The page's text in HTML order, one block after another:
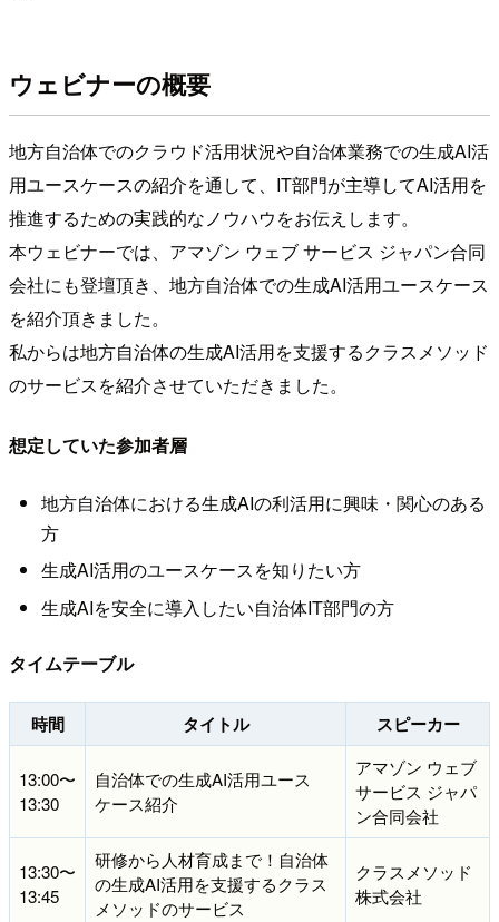
ウェビナーの概要
地方自治体でのクラウド活用状況や自治体業務での生成AI活
用ユースケースの紹介を通して、IT部門が主導してAI活用を
推進するための実践的なノウハウをお伝えします。
本ウェビナーでは、アマゾン ウェブ サービス ジャパン合同
会社にも登壇頂き、地方自治体での生成AI活用ユースケース
を紹介頂きました。
私からは地方自治体の生成AI活用を支援するクラスメソッド
のサービスを紹介させていただきました。
想定していた参加者層
地方自治体における生成AIの利活用に興味・関心のある
方
生成AI活用のユースケースを知りたい方
生成AIを安全に導入したい自治体IT部門の方
タイムテーブル
時間 タイトル スピーカー
13:00〜
13:30
自治体での生成AI活用ユース
ケース紹介
アマゾン ウェブ
サービス ジャパ
ン合同会社
13:30〜
13:45
研修から人材育成まで！自治体
の生成AI活用を支援するクラス
メソッドのサービス
クラスメソッド
株式会社